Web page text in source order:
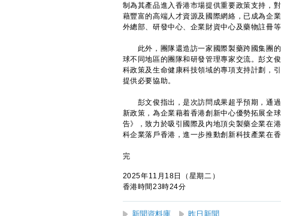
制為其產品進入香港市場提供重要政策支持，
藉豐富的高端人才資源及國際網絡，已成為企
外總部、研發中心、企業財資中心及藥物註冊等
此外，團隊還造訪一家國際製藥跨國集團的
球不同地區的團隊和研發管理專家交流。彭文
科政策及生命健康科技領域的專項支持計劃，
提供必要協助。
彭文俊指出，是次訪問成果超乎預期，通過
新政策，為企業藉着香港創新中心優勢拓展全
告》，致力於吸引國際及內地頂尖製藥企業在
科企業落戶香港，進一步推動創新科技產業在香
完
2025年11月18日（星期二）
香港時間23時24分
新聞資料庫 昨日新聞